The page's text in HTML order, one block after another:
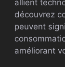
allient
découvrez
peuvent
améliorant